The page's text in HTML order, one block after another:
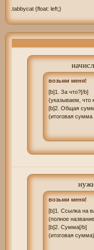
.tabbycat {float: left;}
.tabbycat label {
  display: block;
  text-align: center;
  font-family: verdana;
  font-size: 8px;
  letter-spacing: 1px;
  text-transform: uppercase;
  background: #e5cbaa;
  margin-left: 60px;
display: none;
  font-family: verdana;
  font-size: 14px;
  text-transform: lowercase;
возьми меня!
[b]1. За что?[/b]
(указываем, что
[b]2. Общая
(итоговая сумма
возьми меня!
[b]1. Ссылка на
(полное
[b]2. Сумма[/b]
(итоговая сумма)